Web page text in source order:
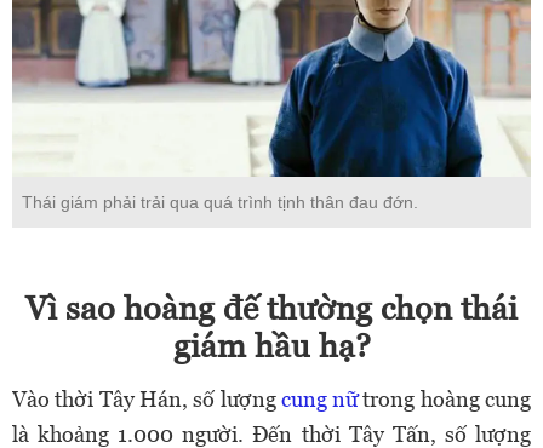
Thái giám phải trải qua quá trình tịnh thân đau đớn.
Vì sao hoàng đế thường chọn thái
giám hầu hạ?
Vào thời Tây Hán, số lượngcung nữtrong hoàng cung
là khoảng 1.000 người. Đến thời Tây Tấn, số lượng